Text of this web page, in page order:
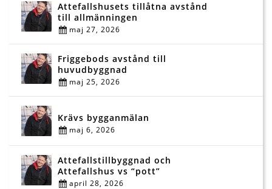
Attefallshusets tillåtna avstånd
till allmänningen
maj 27, 2026
Friggebods avstånd till
huvudbyggnad
maj 25, 2026
Krävs bygganmälan
maj 6, 2026
Attefallstillbyggnad och
Attefallshus vs “pott”
april 28, 2026